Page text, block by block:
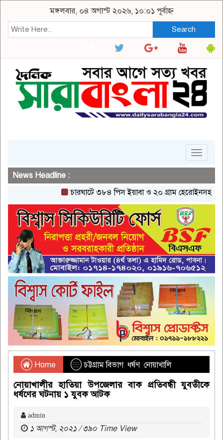
মঙ্গলবার, ০৪ অগাস্ট ২০২৬, ১০:০১ পূর্বাহ্ন
Search
Toggle
News Headline :
চারঘাটে ৩৮৪ পিস ইয়াবা ও ২০ গ্রাম হেরোইনসহ একজন
Home চট্টগ্রাম বিভাগ, ধর্ষণ, নোয়াখালি
নোয়াখালীর হাতিয়া উপজেলার বাক প্রতিবন্ধী যুবতীকে
ধর্ষণের ঘটনায় ১ যুবক আটক
admin
১ আগস্ট, ২০২১ / ৩৯০ Time View